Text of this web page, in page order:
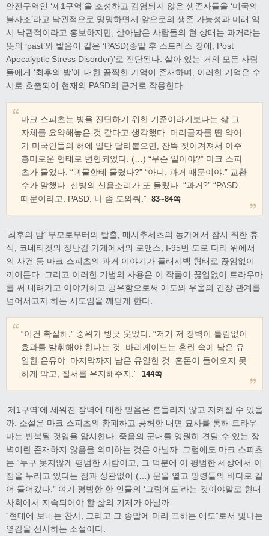
안전구역인 ‘제1구역’을 조성하고 감염되지 않은 생존자들을 ‘미국의
불사조’라고 낙관적으로 명명하면서 앞으로의 생존 가능성과 미래 역
시 낙관적이라고 홍보하지만, 살아남은 사람들의 현 상태는 과거라는
뜻의 ‘past’와 발음이 같은 ‘PASD(종말 후 스트레스 장애, Post
Apocalyptic Stress Disorder)’로 진단된다. 살아 있는 거의 모든 사람
들에게 ‘최후의 밤’에 대한 끔찍한 기억이 존재하며, 이러한 기억은 수
시로 호출되어 현재의 PASD의 근거로 작용한다.
마크 스피츠는 병을 진단하기 위한 기준이라기보다는 삶 그
자체를 요약해놓은 것 같다고 생각했다. 머리글자를 딴 약어
가 미국인들의 혀에 일단 달라붙으면, 잔뜩 짓이겨져서 아주
흥미로운 형태로 변형되었다. (…) “무슨 일이야?” 마크 스피
츠가 물었다. “괴물한테 물렸나?” “아니, 과거 때문이야.” 교환
수가 말했다. 신병의 신음소리가 또 들렸다. “과거?” “PASD
때문이라고. PASD. 나 좀 도와줘.”_ 83~84쪽
‘최후의 밤’ 부모로부터의 탈출, 매사추세츠의 농가에서 잠시 취한 휴
식, 코네티컷의 장난감 가게에서의 로맨스, I-95번 도로 다리 위에서
의 사건 등 마크 스피츠의 과거 이야기가 플래시백 형태로 끊임없이
끼어든다. 그리고 이러한 기법의 사용은 이 작품이 끊임없이 트라우마
를 써 내려가고 이야기하고 공유함으로써 애도와 우울의 긴장 관계를
넘어서고자 하는 시도임을 깨닫게 한다.
“이건 확실해.” 중위가 빙긋 웃었다. “저기 저 장벽이 틀림없이
효과를 발휘해야 한다는 것. 바리케이드는 혼란 속에 남은 유
일한 은유야. 마지막까지 남은 유일한 것. 혼돈이 들어오지 못
하게 막고, 질서를 유지해주지.”_ 144쪽
‘제1구역’에 세워진 장벽에 대한 믿음은 흔들리지 않고 지켜질 수 있을
까. 소설은 마크 스피츠의 황폐하고 공허한 내면 묘사를 통해 트라우
마는 반복될 것임을 암시한다. 죽음의 군대를 영원히 견딜 수 있는 장
벽이란 존재하지 않음을 의미하는 것은 아닐까. 그럼에도 마크 스피츠
는 “누구 못지않게 평범한 사람이고, 그 덕분에 이 평범한 세상에서 이
점을 누리고 있다는 점과 상관없이 (…) 문을 열고 망령들의 바다로 걸
어 들어갔다.” 여기 평범한 한 인물의 ‘그럼에도’라는 것이야말로 현대
사회에서 지속되어야 할 삶의 기제가 아닐까.
“현대에 보내는 찬사, 그리고 그 종말에 미리 표하는 애도”로서 빛나는
영감을 선사하는 소설이다.